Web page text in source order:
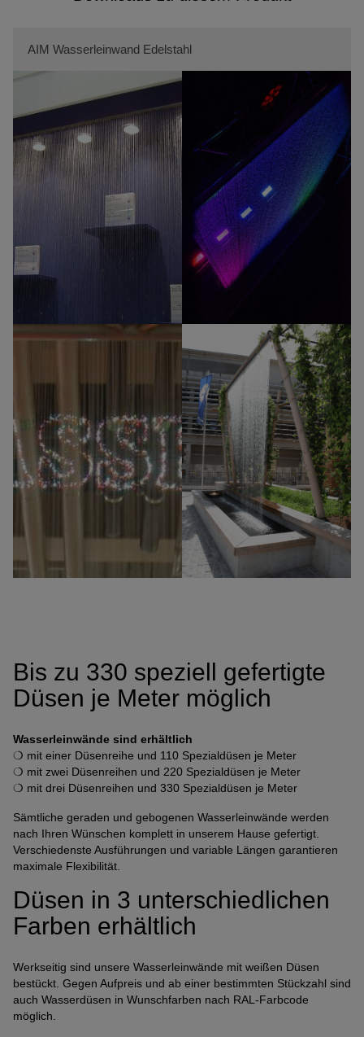
AIM Wasserleinwand Edelstahl
Bis zu 330 speziell gefertigte
Düsen je Meter möglich
Wasserleinwände sind erhältlich
❍ mit einer Düsenreihe und 110 Spezialdüsen je Meter
❍ mit zwei Düsenreihen und 220 Spezialdüsen je Meter
❍ mit drei Düsenreihen und 330 Spezialdüsen je Meter
Sämtliche geraden und gebogenen Wasserleinwände werden
nach Ihren Wünschen komplett in unserem Hause gefertigt.
Verschiedenste Ausführungen und variable Längen garantieren
maximale Flexibilität.
Düsen in 3 unterschiedlichen
Farben erhältlich
Werkseitig sind unsere Wasserleinwände mit weißen Düsen
bestückt. Gegen Aufpreis und ab einer bestimmten Stückzahl sind
auch Wasserdüsen in Wunschfarben nach RAL-Farbcode
möglich.